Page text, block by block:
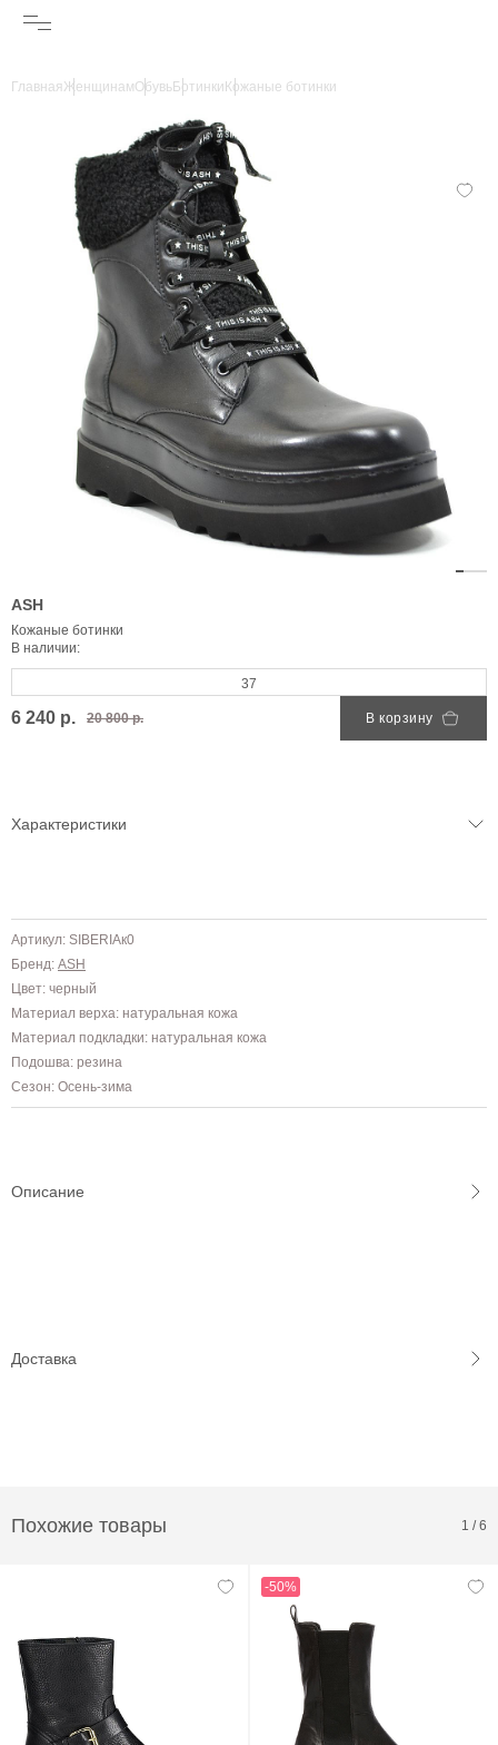
ГлавнаяЖенщинамОбувьБотинки Кожаные ботинки
ASH
Кожаные ботинки
В наличии:
37
6 240 р. 20 800 р. В корзину
Характеристики
Артикул: SIBERIAк0
Бренд: ASH
Цвет: черный
Материал верха: натуральная кожа
Материал подкладки: натуральная кожа
Подошва: резина
Сезон: Осень-зима
Описание
Доставка
Похожие товары 1 /6
-50%